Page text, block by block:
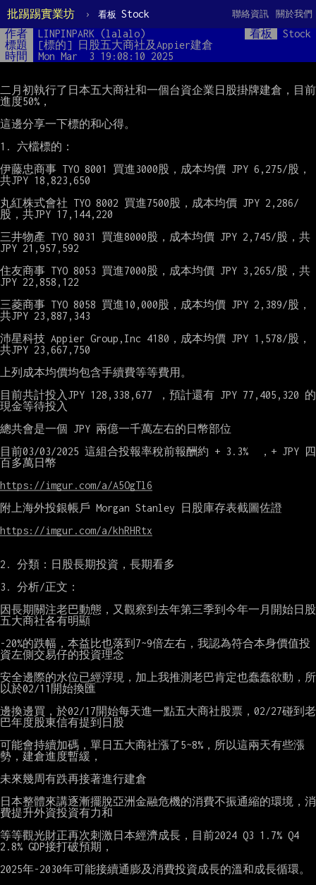
批踢踢實業坊 › 看板 Stock 關於我們
聯絡資訊
作者 LINPINPARK (lalalo) 看板
Stock
標題
[標的] 日股五大商社及Appier建倉
時間
Mon Mar  3 19:08:10 2025
二月初執行了日本五大商社和一個台資企業日股掛牌建倉，目前
進度50%，
這邊分享一下標的和心得。
1. 六檔標的：
伊藤忠商事 TYO 8001 買進3000股，成本均價 JPY 6,275/股，
共JPY 18,823,650
丸紅株式會社 TYO 8002 買進7500股，成本均價 JPY 2,286/
股，共JPY 17,144,220
三井物產 TYO 8031 買進8000股，成本均價 JPY 2,745/股，共
JPY 21,957,592
住友商事 TYO 8053 買進7000股，成本均價 JPY 3,265/股，共
JPY 22,858,122
三菱商事 TYO 8058 買進10,000股，成本均價 JPY 2,389/股，
共JPY 23,887,343
沛星科技 Appier Group,Inc 4180，成本均價 JPY 1,578/股，
共JPY 23,667,750
上列成本均價均包含手續費等等費用。
目前共計投入JPY 128,338,677 ，預計還有 JPY 77,405,320 的
現金等待投入
總共會是一個 JPY 兩億一千萬左右的日幣部位
目前03/03/2025 這組合投報率稅前報酬約 + 3.3%  ，+ JPY 四
百多萬日幣
https://imgur.com/a/A5OgTl6
附上海外投銀帳戶 Morgan Stanley 日股庫存表截圖佐證
https://imgur.com/a/khRHRtx
2. 分類：日股長期投資，長期看多
3. 分析/正文：
因長期關注老巴動態，又觀察到去年第三季到今年一月開始日股
五大商社各有明顯
-20%的跌幅，本益比也落到7~9倍左右，我認為符合本身價值投
資左側交易仔的投資理念
安全邊際的水位已經浮現，加上我推測老巴肯定也蠢蠢欲動，所
以於02/11開始換匯
邊換邊買，於02/17開始每天進一點五大商社股票，02/27碰到老
巴年度股東信有提到日股
可能會持續加碼，單日五大商社漲了5~8%，所以這兩天有些漲
勢，建倉進度暫緩，
未來幾周有跌再接著進行建倉
日本整體來講逐漸擺脫亞洲金融危機的消費不振通縮的環境，消
費提升外資投資有力和
等等觀光財正再次刺激日本經濟成長，目前2024 Q3 1.7% Q4
2.8% GDP接打破預期，
2025年-2030年可能接續通膨及消費投資成長的溫和成長循環。